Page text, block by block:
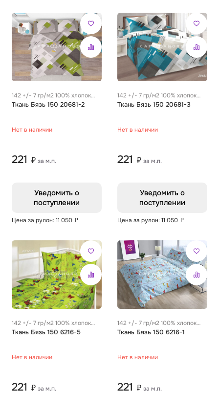
142 +/- 7 гр/м2 100% хлопок
0.29 м
Ткань Бязь 150 20681-2
Нет в наличии
221 ₽ за м.п.
Уведомить о
поступлении
Цена за рулон: 11 050 ₽
142 +/- 7 гр/м2 100% хлопок
0.29 м
Ткань Бязь 150 20681-3
Нет в наличии
221 ₽ за м.п.
Уведомить о
поступлении
Цена за рулон: 11 050 ₽
142 +/- 7 гр/м2 100% хлопок
0.29 м
Ткань Бязь 150 6216-5
Нет в наличии
221 ₽ за м.п.
142 +/- 7 гр/м2 100% хлопок
0.29 м
Ткань Бязь 150 6216-1
Нет в наличии
221 ₽ за м.п.